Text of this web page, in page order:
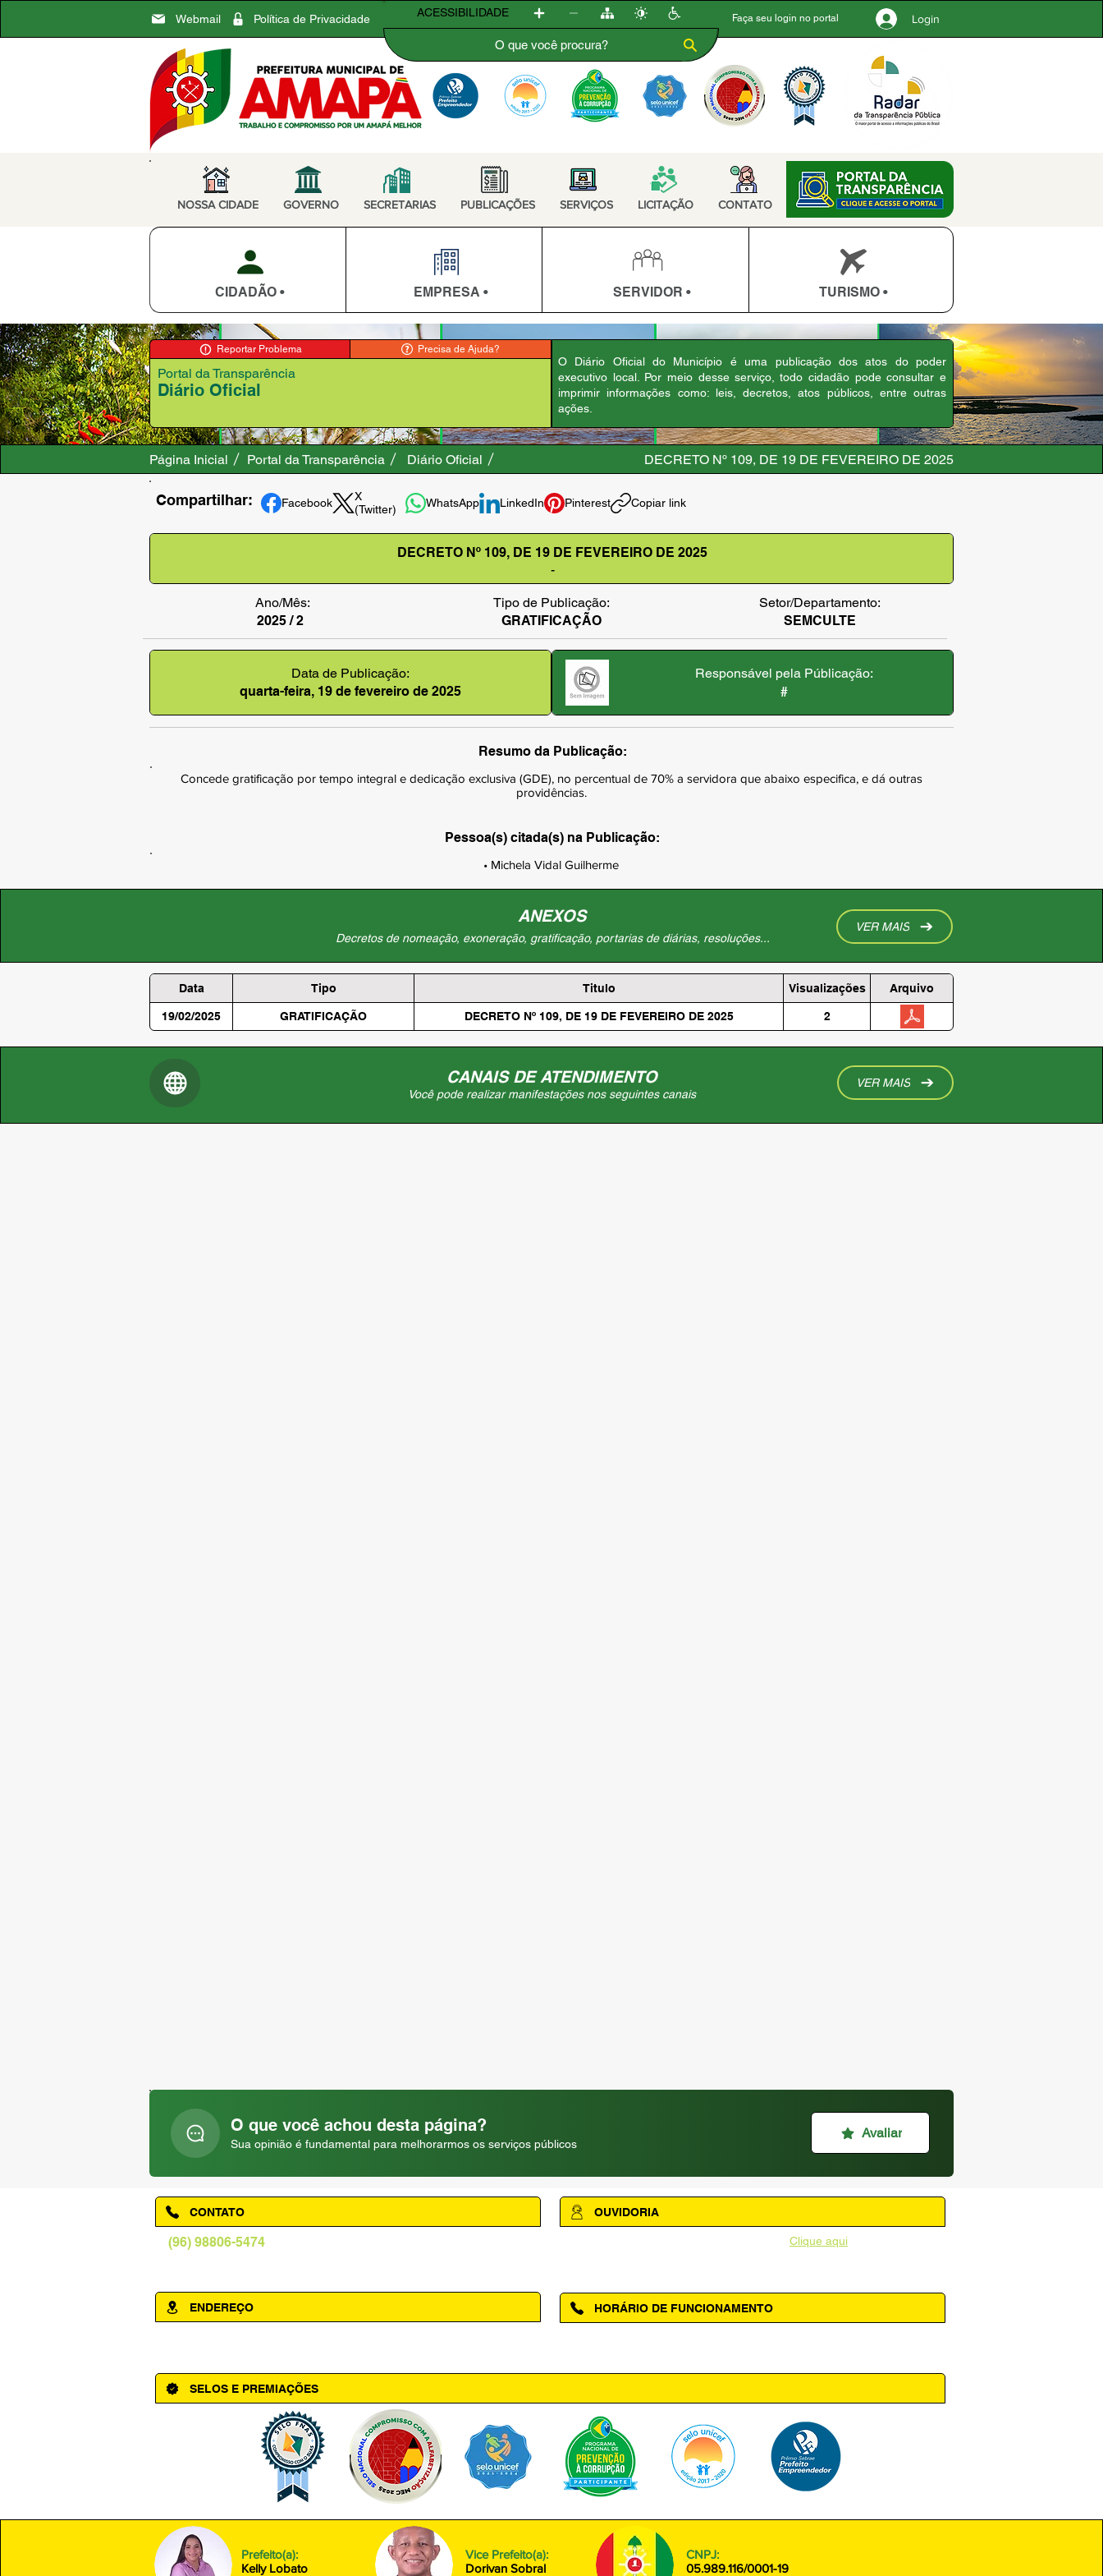
Webmail Política de Privacidade Faça seu login no portal Login
ACESSIBILIDADE
NOSSA CIDADE GOVERNO SECRETARIAS PUBLICAÇÕES SERVIÇOS LICITAÇÃO CONTATO
CIDADÃO • EMPRESA • SERVIDOR • TURISMO •
Reportar Problema Precisa de Ajuda?
Diário Oficial
Portal da Transparência
O Diário Oficial do Município é uma publicação dos atos do poder
executivo local. Por meio desse serviço, todo cidadão pode consultar e
imprimir informações como: leis, decretos, atos públicos, entre outras
ações.
Página Inicial Portal da Transparência Diário Oficial DECRETO Nº 109, DE 19 DE FEVEREIRO DE 2025
Compartilhar: Facebook
X
(Twitter)
WhatsApp LinkedIn Pinterest Copiar link
DECRETO Nº 109, DE 19 DE FEVEREIRO DE 2025
-
Ano/Mês:
2025 / 2
Tipo de Publicação:
GRATIFICAÇÃO
Setor/Departamento:
SEMCULTE
Data de Publicação:
quarta-feira, 19 de fevereiro de 2025
Responsável pela Públicação:
#
Resumo da Publicação:
Concede gratificação por tempo integral e dedicação exclusiva (GDE), no percentual de 70% a servidora que abaixo especifica, e dá outras
providências.
Pessoa(s) citada(s) na Publicação:
• Michela Vidal Guilherme
ANEXOS
Decretos de nomeação, exoneração, gratificação, portarias de diárias, resoluções...
VER MAIS
Data Tipo Titulo Visualizações Arquivo
19/02/2025 GRATIFICAÇÃO DECRETO Nº 109, DE 19 DE FEVEREIRO DE 2025 2
CANAIS DE ATENDIMENTO
Você pode realizar manifestações nos seguintes canais
VER MAIS
O que você achou desta página?
Sua opinião é fundamental para melhorarmos os serviços públicos
Avaliar
(96) 98806-5474
CONTATO
ENDEREÇO
Clique aqui
OUVIDORIA
HORÁRIO DE FUNCIONAMENTO
SELOS E PREMIAÇÕES
Prefeito(a):
Kelly Lobato
Vice Prefeito(a):
Dorivan Sobral
CNPJ:
05.989.116/0001-19